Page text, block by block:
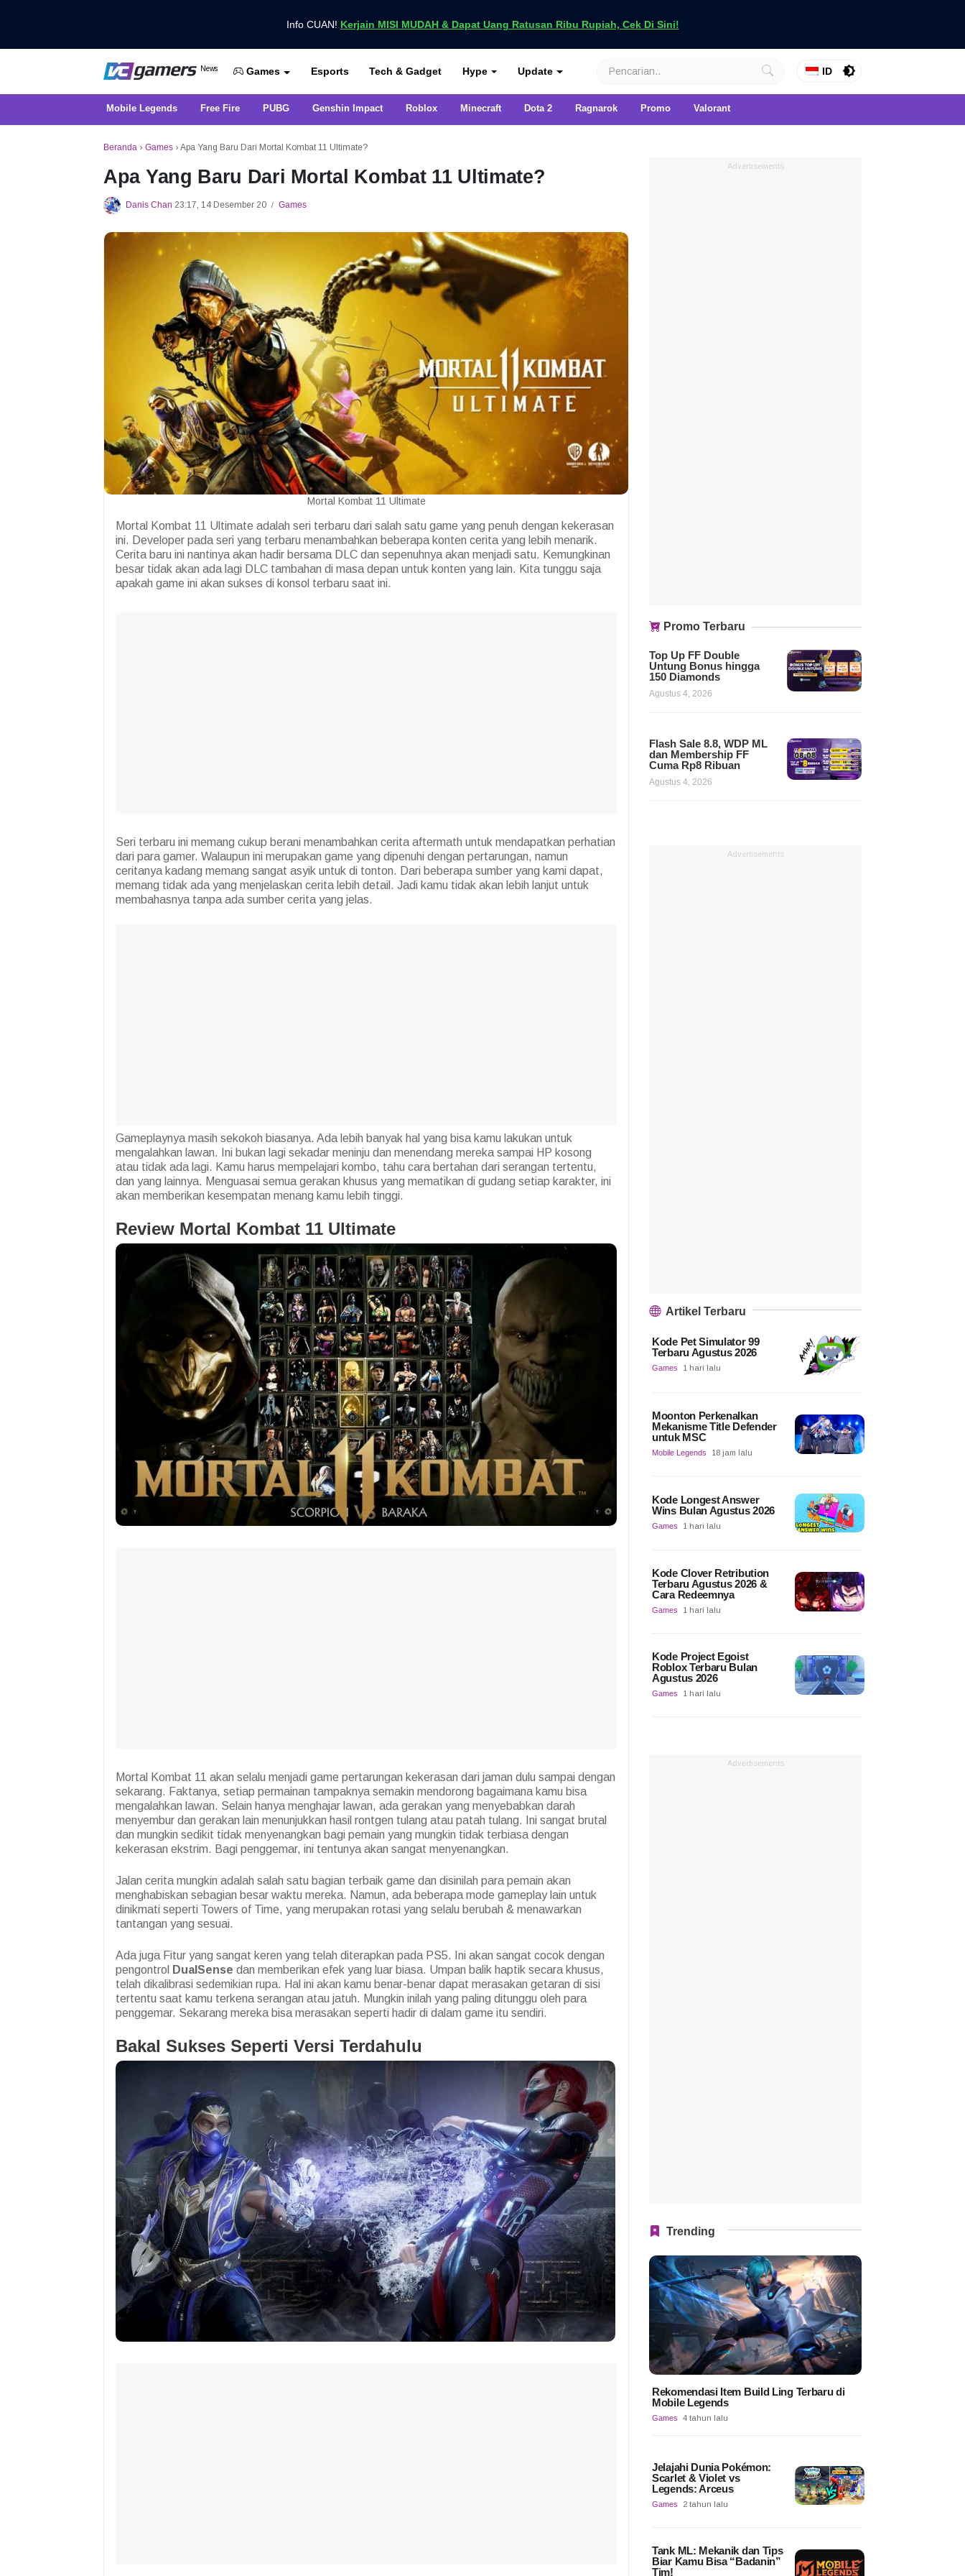
Info CUAN! Kerjain MISI MUDAH & Dapat Uang Ratusan Ribu Rupiah, Cek Di Sini!
VCGamers News
News
Dapatkan Berita Games Terbaru Hanya di VCGamers
Games Esports Tech & Gadget Hype Update ID
Mobile Legends Free Fire PUBG Genshin Impact Roblox Minecraft Dota 2 Ragnarok Promo Valorant
Beranda › Games › Apa Yang Baru Dari Mortal Kombat 11 Ultimate?
Apa Yang Baru Dari Mortal Kombat 11 Ultimate?
Danis Chan 23:17, 14 Desember 20 / Games
Mortal Kombat 11 Ultimate
Mortal Kombat 11 Ultimate adalah seri terbaru dari salah satu game yang penuh dengan kekerasan
ini. Developer pada seri yang terbaru menambahkan beberapa konten cerita yang lebih menarik.
Cerita baru ini nantinya akan hadir bersama DLC dan sepenuhnya akan menjadi satu. Kemungkinan
besar tidak akan ada lagi DLC tambahan di masa depan untuk konten yang lain. Kita tunggu saja
apakah game ini akan sukses di konsol terbaru saat ini.
Seri terbaru ini memang cukup berani menambahkan cerita aftermath untuk mendapatkan perhatian
dari para gamer. Walaupun ini merupakan game yang dipenuhi dengan pertarungan, namun
ceritanya kadang memang sangat asyik untuk di tonton. Dari beberapa sumber yang kami dapat,
memang tidak ada yang menjelaskan cerita lebih detail. Jadi kamu tidak akan lebih lanjut untuk
membahasnya tanpa ada sumber cerita yang jelas.
Gameplaynya masih sekokoh biasanya. Ada lebih banyak hal yang bisa kamu lakukan untuk
mengalahkan lawan. Ini bukan lagi sekadar meninju dan menendang mereka sampai HP kosong
atau tidak ada lagi. Kamu harus mempelajari kombo, tahu cara bertahan dari serangan tertentu,
dan yang lainnya. Menguasai semua gerakan khusus yang mematikan di gudang setiap karakter, ini
akan memberikan kesempatan menang kamu lebih tinggi.
Review Mortal Kombat 11 Ultimate
Mortal Kombat 11 akan selalu menjadi game pertarungan kekerasan dari jaman dulu sampai dengan
sekarang. Faktanya, setiap permainan tampaknya semakin mendorong bagaimana kamu bisa
mengalahkan lawan. Selain hanya menghajar lawan, ada gerakan yang menyebabkan darah
menyembur dan gerakan lain menunjukkan hasil rontgen tulang atau patah tulang. Ini sangat brutal
dan mungkin sedikit tidak menyenangkan bagi pemain yang mungkin tidak terbiasa dengan
kekerasan ekstrim. Bagi penggemar, ini tentunya akan sangat menyenangkan.
Jalan cerita mungkin adalah salah satu bagian terbaik game dan disinilah para pemain akan
menghabiskan sebagian besar waktu mereka. Namun, ada beberapa mode gameplay lain untuk
dinikmati seperti Towers of Time, yang merupakan rotasi yang selalu berubah & menawarkan
tantangan yang sesuai.
Ada juga Fitur yang sangat keren yang telah diterapkan pada PS5. Ini akan sangat cocok dengan
pengontrol
DualSense dan memberikan efek yang luar biasa. Umpan balik haptik secara khusus,
telah dikalibrasi sedemikian rupa. Hal ini akan kamu benar-benar dapat merasakan getaran di sisi
tertentu saat kamu terkena serangan atau jatuh. Mungkin inilah yang paling ditunggu oleh para
penggemar. Sekarang mereka bisa merasakan seperti hadir di dalam game itu sendiri.
Bakal Sukses Seperti Versi Terdahulu
Advertisements
Promo Terbaru
Top Up FF Double
Untung Bonus hingga
150 Diamonds
Agustus 4, 2026
Flash Sale 8.8, WDP ML
dan Membership FF
Cuma Rp8 Ribuan
Agustus 4, 2026
Advertisements
Artikel Terbaru
Kode Pet Simulator 99
Terbaru Agustus 2026
Games 1 hari lalu
Moonton Perkenalkan
Mekanisme Title Defender
untuk MSC
Mobile Legends 18 jam lalu
Kode Longest Answer
Wins Bulan Agustus 2026
Games 1 hari lalu
Kode Clover Retribution
Terbaru Agustus 2026 &
Cara Redeemnya
Games 1 hari lalu
Kode Project Egoist
Roblox Terbaru Bulan
Agustus 2026
Games 1 hari lalu
Advertisements
Trending
Rekomendasi Item Build Ling Terbaru di
Mobile Legends
Games 4 tahun lalu
Jelajahi Dunia Pokémon:
Scarlet & Violet vs
Legends: Arceus
Games 2 tahun lalu
Tank ML: Mekanik dan Tips
Biar Kamu Bisa “Badanin”
Tim!